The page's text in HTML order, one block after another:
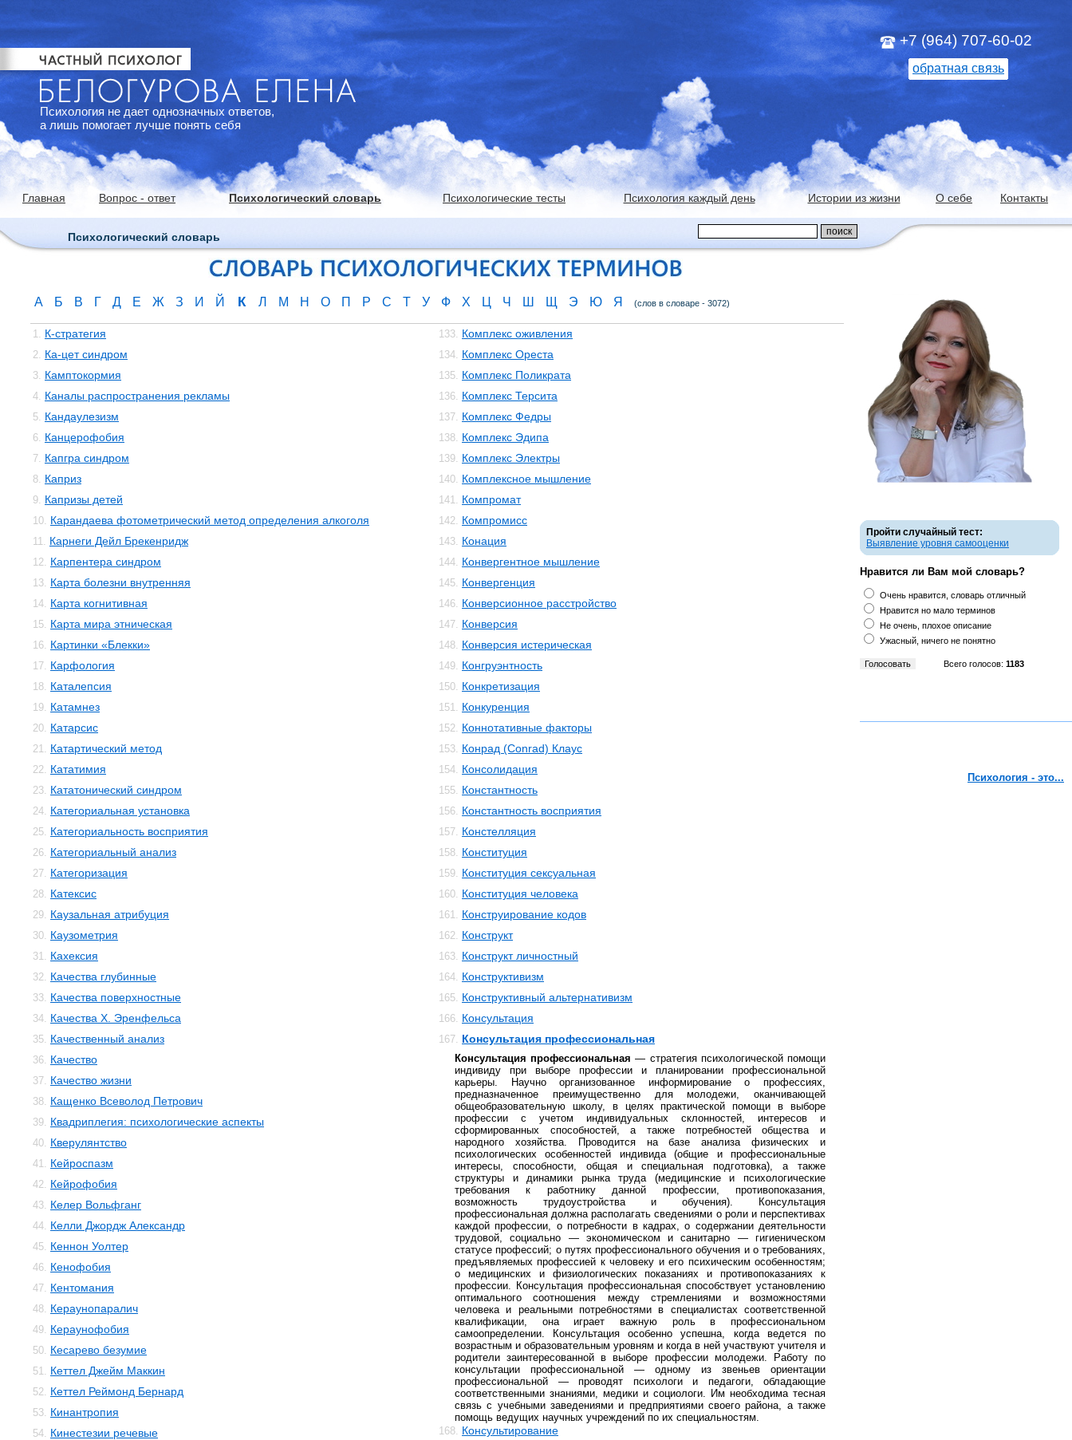
Психология не дает однозначных ответов,
а лишь помогает лучше понять себя
+7 (964) 707-60-02
обратная связь
Главная Вопрос - ответ Психологический словарь Психологические тесты Психология каждый день Истории из жизни О себе Контакты
Психологический словарь
А Б В Г Д Е Ж З И Й К Л М Н О П Р С Т У Ф Х Ц Ч Ш Щ Э Ю Я (слов в словаре - 3072)
1. К-стратегия
2. Ка-цет синдром
3. Камптокормия
4. Каналы распространения рекламы
5. Кандаулезизм
6. Канцерофобия
7. Капгра синдром
8. Каприз
9. Капризы детей
10. Карандаева фотометрический метод определения алкоголя
11. Карнеги Дейл Брекенридж
12. Карпентера синдром
13. Карта болезни внутренняя
14. Карта когнитивная
15. Карта мира этническая
16. Картинки «Блекки»
17. Карфология
18. Каталепсия
19. Катамнез
20. Катарсис
21. Катартический метод
22. Кататимия
23. Кататонический синдром
24. Категориальная установка
25. Категориальность восприятия
26. Категориальный анализ
27. Категоризация
28. Катексис
29. Каузальная атрибуция
30. Каузометрия
31. Кахексия
32. Качества глубинные
33. Качества поверхностные
34. Качества Х. Эренфельса
35. Качественный анализ
36. Качество
37. Качество жизни
38. Кащенко Всеволод Петрович
39. Квадриплегия: психологические аспекты
40. Кверулянтство
41. Кейроспазм
42. Кейрофобия
43. Келер Вольфганг
44. Келли Джордж Александр
45. Кеннон Уолтер
46. Кенофобия
47. Кентомания
48. Кераунопаралич
49. Кераунофобия
50. Кесарево безумие
51. Кеттел Джейм Маккин
52. Кеттел Реймонд Бернард
53. Кинантропия
54. Кинестезии речевые
133. Комплекс оживления
134. Комплекс Ореста
135. Комплекс Поликрата
136. Комплекс Терсита
137. Комплекс Федры
138. Комплекс Эдипа
139. Комплекс Электры
140. Комплексное мышление
141. Компромат
142. Компромисс
143. Конация
144. Конвергентное мышление
145. Конвергенция
146. Конверсионное расстройство
147. Конверсия
148. Конверсия истерическая
149. Конгруэнтность
150. Конкретизация
151. Конкуренция
152. Коннотативные факторы
153. Конрад (Conrad) Клаус
154. Консолидация
155. Константность
156. Константность восприятия
157. Констелляция
158. Конституция
159. Конституция сексуальная
160. Конституция человека
161. Конструирование кодов
162. Конструкт
163. Конструкт личностный
164. Конструктивизм
165. Конструктивный альтернативизм
166. Консультация
167. Консультация профессиональная
Консультация профессиональная — стратегия психологической помощи
индивиду при выборе профессии и планировании профессиональной
карьеры. Научно организованное информирование о профессиях,
предназначенное преимущественно для молодежи, оканчивающей
общеобразовательную школу, в целях практической помощи в выборе
профессии с учетом индивидуальных склонностей, интересов и
сформированных способностей, а также потребностей общества и
народного хозяйства. Проводится на базе анализа физических и
психологических особенностей индивида (общие и профессиональные
интересы, способности, общая и специальная подготовка), а также
структуры и динамики рынка труда (медицинские и психологические
требования к работнику данной профессии, противопоказания,
возможность трудоустройства и обучения). Консультация
профессиональная должна располагать сведениями о роли и перспективах
каждой профессии, о потребности в кадрах, о содержании деятельности
трудовой, социально — экономическом и санитарно — гигиеническом
статусе профессий; о путях профессионального обучения и о требованиях,
предъявляемых профессией к человеку и его психическим особенностям;
о медицинских и физиологических показаниях и противопоказаниях к
профессии. Консультация профессиональная способствует установлению
оптимального соотношения между стремлениями и возможностями
человека и реальными потребностями в специалистах соответственной
квалификации, она играет важную роль в профессиональном
самоопределении. Консультация особенно успешна, когда ведется по
возрастным и образовательным уровням и когда в ней участвуют учителя и
родители заинтересованной в выборе профессии молодежи. Работу по
консультации профессиональной — одному из звеньев ориентации
профессиональной — проводят психологи и педагоги, обладающие
соответственными знаниями, медики и социологи. Им необходима тесная
связь с учебными заведениями и предприятиями своего района, а также
помощь ведущих научных учреждений по их специальностям.
168. Консультирование
Пройти случайный тест:
Выявление уровня самооценки
Нравится ли Вам мой словарь?
Очень нравится, словарь отличный
Нравится но мало терминов
Не очень, плохое описание
Ужасный, ничего не понятно
Всего голосов: 1183
Психология - это...